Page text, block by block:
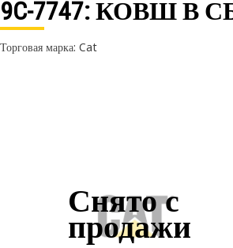
9C-7747: КОВШ В
Торговая марка: Cat
Снято с
продажи